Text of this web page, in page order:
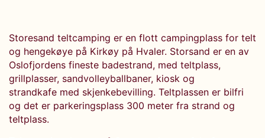
Storesand teltcamping er en flott campingplass for telt
og hengekøye på Kirkøy på Hvaler. Storsand er en av
Oslofjordens fineste badestrand, med teltplass,
grillplasser, sandvolleyballbaner, kiosk og
strandkafe med skjenkebevilling. Teltplassen er bilfri
og det er parkeringsplass 300 meter fra strand og
teltplass.